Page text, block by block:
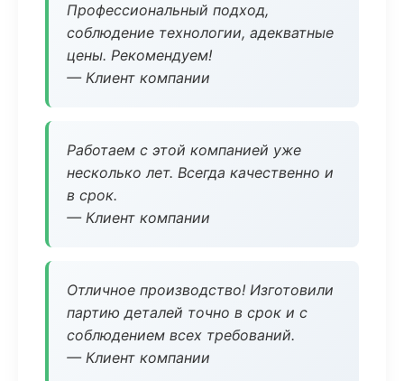
Профессиональный подход,
соблюдение технологии, адекватные
цены. Рекомендуем!
— Клиент компании
Работаем с этой компанией уже
несколько лет. Всегда качественно и
в срок.
— Клиент компании
Отличное производство! Изготовили
партию деталей точно в срок и с
соблюдением всех требований.
— Клиент компании